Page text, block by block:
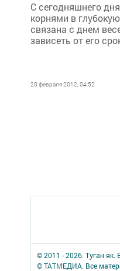
С сегодняшнего
корнями в
связана с днем
зависеть от его
20 февраля 2012, 04:52
© 2011 - 2026. Туган
© ТАТМЕДИА. Все